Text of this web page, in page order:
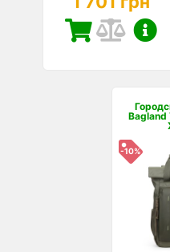
Bagland
-10%